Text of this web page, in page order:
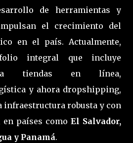
de herramientas y
el crecimiento del
en el país. Actualmente,
integral que incluye
tiendas en línea,
y ahora dropshipping,
infraestructura robusta y con
países como El Salvador,
y Panamá.